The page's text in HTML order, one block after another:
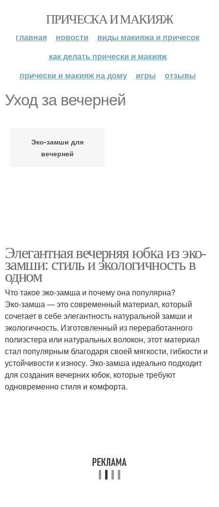
ПРИЧЕСКА И МАКИЯЖ
главная новости
виды макияжа и причесок
как делать прически и макияж
прически и макияж на дому
игры отзывы
Уход за вечерней
Эко-замши для
вечерней
Элегантная вечерняя юбка из эко-
замши: стиль и экологичность в
одном
Что такое эко-замша и почему она популярна?
Эко-замша — это современный материал, который
сочетает в себе элегантность натуральной замши и
экологичность. Изготовленный из переработанного
полиэстера или натуральных волокон, этот материал
стал популярным благодаря своей мягкости, гибкости и
устойчивости к износу. Эко-замша идеально подходит
для создания вечерних юбок, которые требуют
одновременно стиля и комфорта.